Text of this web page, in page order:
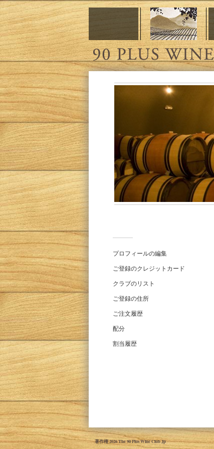
メン
バー
プロフィールの編集
ご登録のクレジットカード
クラブのリスト
ご登録の住所
ご注文履歴
配分
割当履歴
著作権 2026 The 90 Plus Wine Club Jp